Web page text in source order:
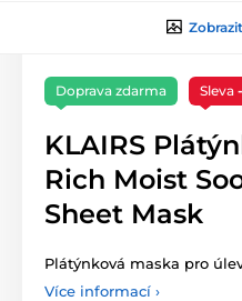
Doprava zdarma Sleva
KLAIRS
Rich Moist
Sheet Mask
Plátýnková maska pro
Více informací ›